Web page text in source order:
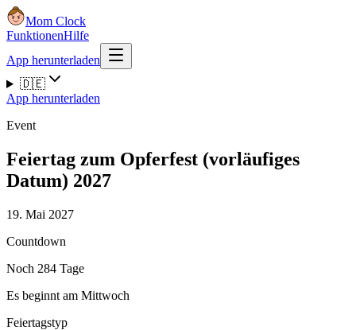
Mom Clock
FunktionenHilfe
App herunterladen
🇩🇪
App herunterladen
Event
Feiertag zum Opferfest (vorläufiges
Datum) 2027
19. Mai 2027
Countdown
Noch 284 Tage
Es beginnt am Mittwoch
Feiertagstyp